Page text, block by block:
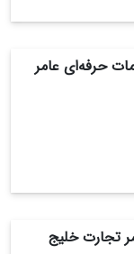
حرفه‌ای عامر
تجارت خلیج